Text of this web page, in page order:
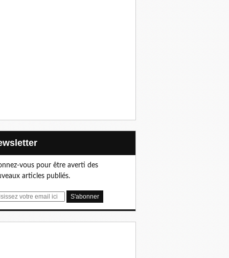
vous pour être averti des
articles publiés.